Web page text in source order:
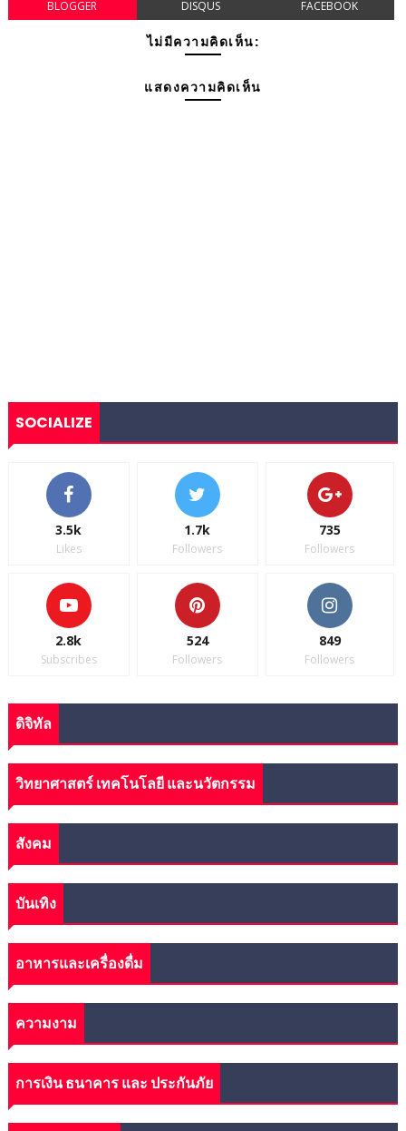
BLOGGER DISQUS FACEBOOK
ไม่มีความคิดเห็น:
แสดงความคิดเห็น
SOCIALIZE
3.5k
Likes
1.7k
Followers
735
Followers
2.8k
Subscribes
524
Followers
849
Followers
ดิจิทัล
วิทยาศาสตร์ เทคโนโลยี และนวัตกรรม
สังคม
บันเทิง
อาหารและเครื่องดื่ม
ความงาม
การเงิน ธนาคาร และ ประกันภัย